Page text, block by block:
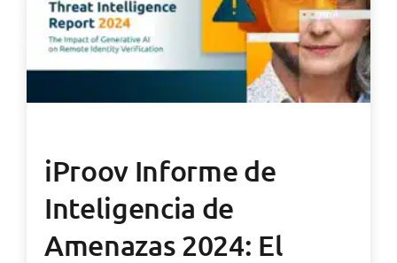
iProov Informe de
Inteligencia de
Amenazas 2024: El